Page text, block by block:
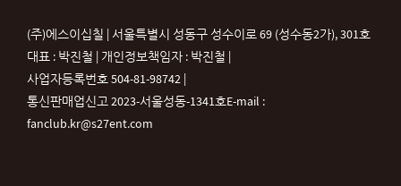
(주)에스이십칠 | 서울특별시 성동구 성수이로 69 (성수동2가), 301호
대표 : 박진철 | 개인정보책임자 : 박진철 |
사업자등록번호 504-81-98742 |
통신판매업신고 2023-서울성동-1341호E-mail :
fanclub.kr@s27ent.com